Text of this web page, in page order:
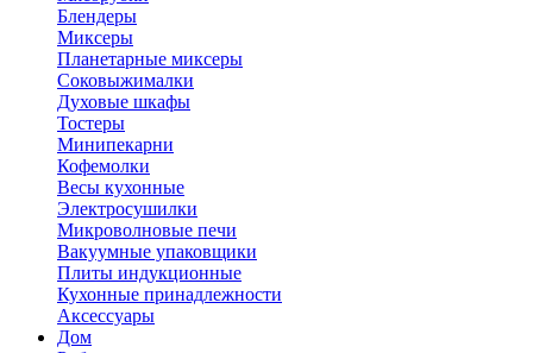
Блендеры
Миксеры
Планетарные миксеры
Соковыжималки
Духовые шкафы
Тостеры
Минипекарни
Кофемолки
Весы кухонные
Электросушилки
Микроволновые печи
Вакуумные упаковщики
Плиты индукционные
Кухонные принадлежности
Аксессуары
Дом